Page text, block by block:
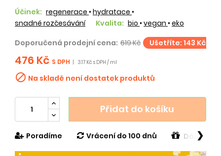
Účinek: regenerace • hydratace •
snadné rozčesávání
Kvalita: bio • vegan • eko
Doporučená prodejní cena: 619 Kč Ušetříte: 143 Kč
476 Kč S DPH 3.17 Kč s DPH / ml
 Na skladě není dostatek produktů
Přidat do košíku
Poradíme Vrácení do 100 dnů Dárek v
❯